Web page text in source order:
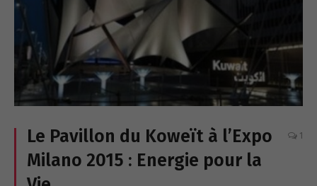
Le Pavillon du Koweït à l’Expo
Milano 2015 : Energie pour la
1